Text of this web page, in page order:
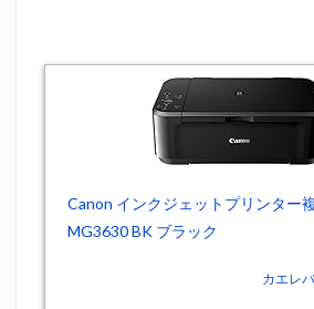
Canon インクジェットプリンター
MG3630 BK ブラック
カエレバ